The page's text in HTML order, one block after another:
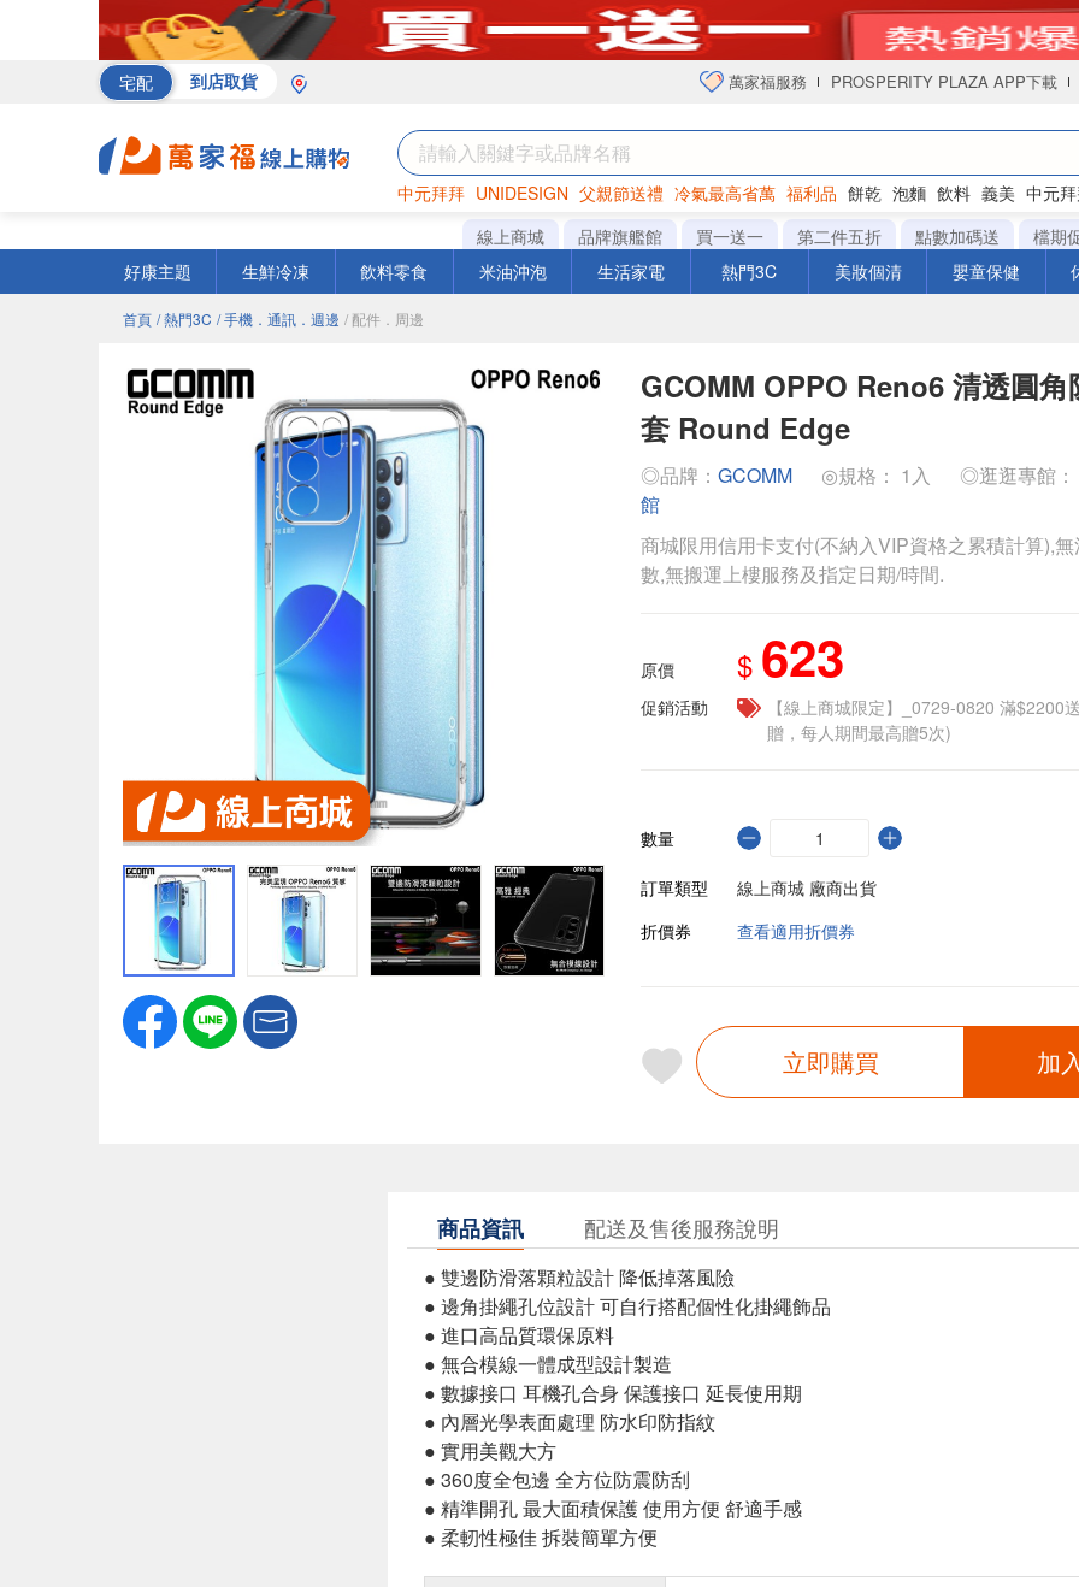
宅配 到店取貨 萬家福服務 PROSPERITY PLAZA APP下載
中元拜拜 UNIDESIGN 父親節送禮 冷氣最高省萬 福利品 餅乾 泡麵 飲料 義美 中元
海苔 巧克力 衛生紙
線上商城 品牌旗艦館 買一送一 第二件五折 點數加碼送
檔期
好康主題
生鮮冷凍 飲料零食 米油沖泡 生活家電 熱門3C 美妝個清 嬰童保健
首頁 / 熱門3C / 手機．通訊．週邊 / 配件．周邊
GCOMM OPPO Reno6 清透圓角
套 Round Edge
◎品牌： GCOMM ◎規格： 1入
◎逛逛專館：
館
商城限用信用卡支付(不納入VIP資格之累積計算),
數,無搬運上樓服務及指定日期/時間.
原價 $ 623
促銷活動
【線上商城限定】_0729-0820 滿$2200
贈，每人期間最高贈5次)
數量
訂單類型
線上商城 廠商出貨
折價券
查看適用折價券
立即購買 加
商品資訊 配送及售後服務說明
● 雙邊防滑落顆粒設計 降低掉落風險
● 邊角掛繩孔位設計 可自行搭配個性化掛繩飾品
● 進口高品質環保原料
● 無合模線一體成型設計製造
● 數據接口 耳機孔合身 保護接口 延長使用期
● 內層光學表面處理 防水印防指紋
● 實用美觀大方
● 360度全包邊 全方位防震防刮
● 精準開孔 最大面積保護 使用方便 舒適手感
● 柔軔性極佳 拆裝簡單方便